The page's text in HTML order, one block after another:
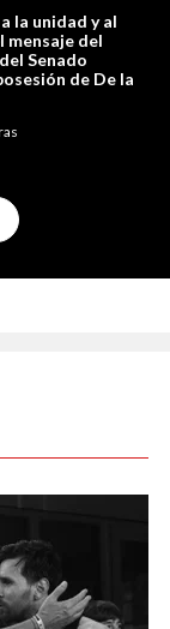
la unidad y al
mensaje del
Senado
de De la